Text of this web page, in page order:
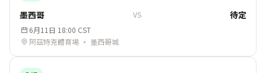
墨西哥 VS 待定
6月11日 18:00 CST
阿茲特克體育場 · 墨西哥城